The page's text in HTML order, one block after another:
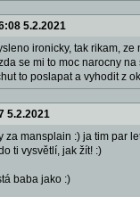
5.2.2021
ironicky, tak rikam,
se mi to moc narocny
to poslapat a vyhodit z
5.2.2021
za mansplain :) ja tim par
ti vysvětlí, jak žít! :)
baba jako :)